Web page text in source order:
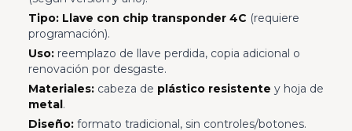
Tipo: Llave con chip transponder 4C (requiere
programación).
Uso:reemplazo de llave perdida, copia adicional o
renovación por desgaste.
Materiales:cabeza de plástico resistente y hoja de
metal.
Diseño:formato tradicional, sin controles/botones.